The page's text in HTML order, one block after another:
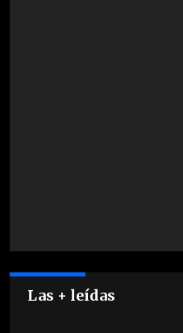
Las + leídas